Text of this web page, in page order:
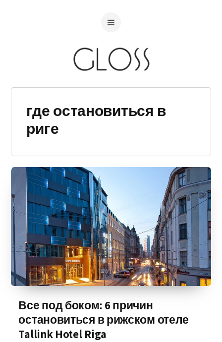
где остановиться в
риге
Все под боком: 6 причин
остановиться в рижском отеле
Tallink Hotel Riga